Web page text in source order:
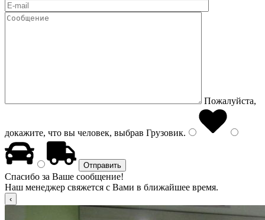
Пожалуйста,
докажите, что вы человек, выбрав Грузовик.
Спасибо за Ваше сообщение!
Наш менеджер свяжется с Вами в ближайшее время.